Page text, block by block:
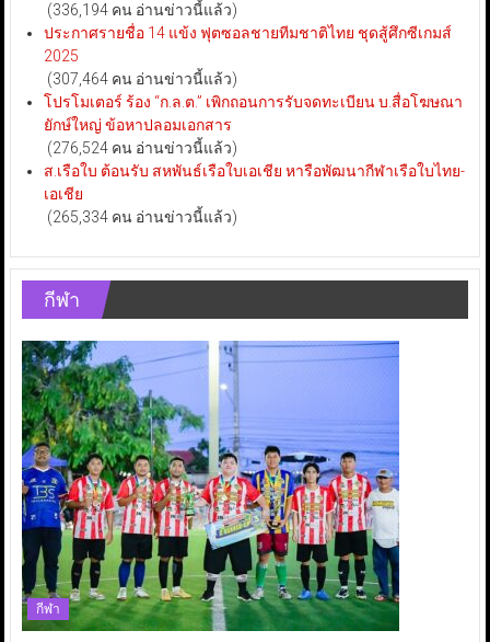
(336,194 คน อ่านข่าวนี้แล้ว)
ประกาศรายชื่อ 14 แข้ง ฟุตซอลชายทีมชาติไทย ชุดสู้ศึกซีเกมส์
2025
(307,464 คน อ่านข่าวนี้แล้ว)
โปรโมเตอร์ ร้อง “ก.ล.ต.” เพิกถอนการรับจดทะเบียน บ.สื่อโฆษณา
ยักษ์ใหญ่ ข้อหาปลอมเอกสาร
(276,524 คน อ่านข่าวนี้แล้ว)
ส.เรือใบ ต้อนรับ สหพันธ์เรือใบเอเชีย หารือพัฒนากีฬาเรือใบไทย-
เอเชีย
(265,334 คน อ่านข่าวนี้แล้ว)
กีฬา
กีฬา